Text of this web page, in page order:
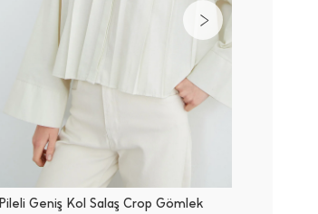
Pileli Geniş Kol Salaş Crop Gömlek